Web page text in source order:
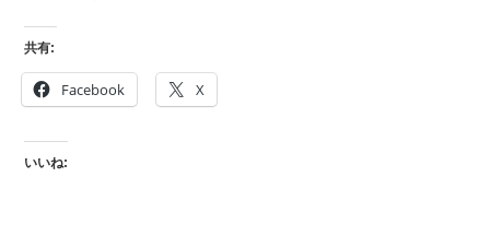
共有:
Facebook X
いいね: